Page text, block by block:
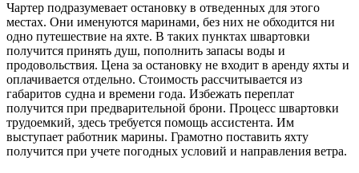
Чартер подразумевает остановку в отведенных для этого
местах. Они именуются маринами, без них не обходится ни
одно путешествие на яхте. В таких пунктах швартовки
получится принять душ, пополнить запасы воды и
продовольствия. Цена за остановку не входит в аренду яхты и
оплачивается отдельно. Стоимость рассчитывается из
габаритов судна и времени года. Избежать переплат
получится при предварительной брони. Процесс швартовки
трудоемкий, здесь требуется помощь ассистента. Им
выступает работник марины. Грамотно поставить яхту
получится при учете погодных условий и направления ветра.